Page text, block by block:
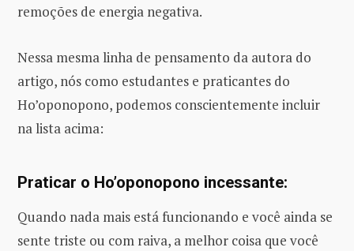
remoções de energia negativa.
Nessa mesma linha de pensamento da autora do
artigo, nós como estudantes e praticantes do
Ho’oponopono, podemos conscientemente incluir
na lista acima:
Praticar o Ho’oponopono incessante:
Quando nada mais está funcionando e você ainda se
sente triste ou com raiva, a melhor coisa que você